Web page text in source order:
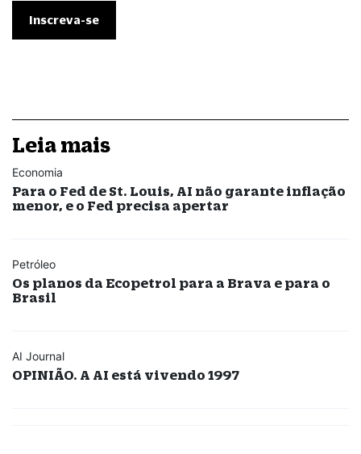
Leia mais
Economia
Para o Fed de St. Louis, AI não garante inflação
menor, e o Fed precisa apertar
Petróleo
Os planos da Ecopetrol para a Brava e para o
Brasil
AI Journal
OPINIÃO. A AI está vivendo 1997